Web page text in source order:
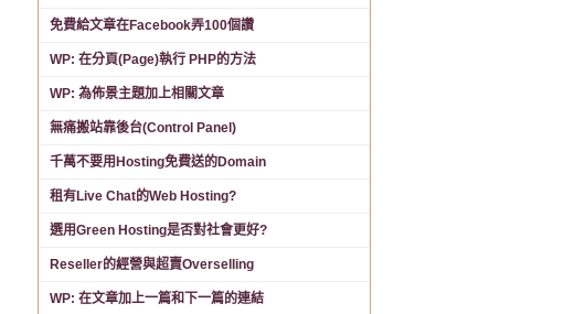
免費給文章在Facebook弄100個讚
WP: 在分頁(Page)執行 PHP的方法
WP: 為佈景主題加上相關文章
無痛搬站靠後台(Control Panel)
千萬不要用Hosting免費送的Domain
租有Live Chat的Web Hosting?
選用Green Hosting是否對社會更好?
Reseller的經營與超賣Overselling
WP: 在文章加上一篇和下一篇的連結